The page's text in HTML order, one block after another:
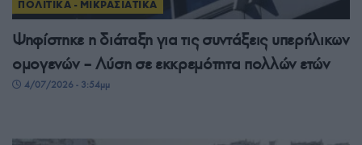
ΠΟΛΙΤΙΚΑ - ΜΙΚΡΑΣΙΑΤΙΚΑ
Ψηφίστηκε η διάταξη για τις συντάξεις υπερήλικων
ομογενών – Λύση σε εκκρεμότητα πολλών ετών
4/07/2026 - 3:54μμ